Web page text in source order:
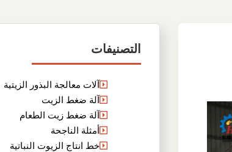
التصنيفات
آلات معالجة البذور الزيتية
آلة ضغط الزيت
آلة ضغط زيت الطعام
أمثلة الناجحة
خط انتاج الزيوت النباتية